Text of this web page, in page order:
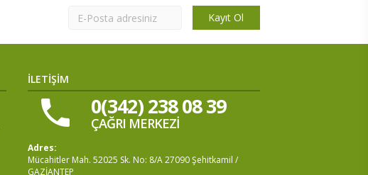
Kayıt Ol
İLETİŞİM
0(342) 238 08 39
ÇAĞRI MERKEZİ
Adres:
Mücahitler Mah. 52025 Sk. No: 8/A 27090 Şehitkamil /
GAZİANTEP